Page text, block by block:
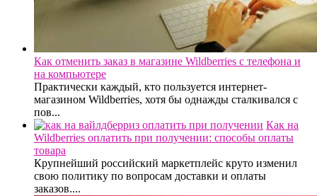
Как отменить заказ в магазине Wildberries с телефона и
на компьютере
Практически каждый, кто пользуется интернет-
магазином Wildberries, хотя бы однажды сталкивался с
пов...
Как на
Wildberries оплатить при получении: способы оплаты
товара
Крупнейший российский маркетплейс круто изменил
свою политику по вопросам доставки и оплаты
заказов....